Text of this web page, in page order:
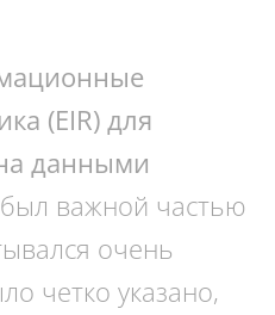
(EIR) для
данными
важной частью
очень
четко указано,